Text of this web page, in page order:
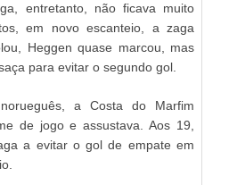
entretanto, não ficava muito
em novo escanteio, a zaga
Heggen quase marcou, mas
para evitar o segundo gol.
a Costa do Marfim
de jogo e assustava. Aos 19,
a evitar o gol de empate em